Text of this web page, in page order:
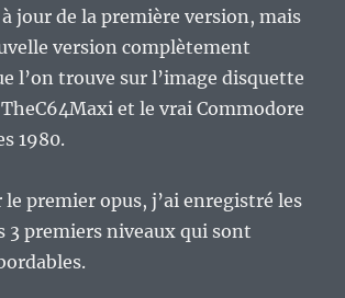
jour de la première version, mais
version complètement
l’on trouve sur l’image disquette
et le vrai Commodore
1980.
le premier opus, j’ai enregistré les
3 premiers niveaux qui sont